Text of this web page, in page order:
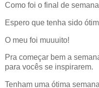
Como foi o final de
Espero que tenha sido
O meu foi muuuito!
Pra começar bem a
para vocês se inspirarem.
Tenham uma ótima